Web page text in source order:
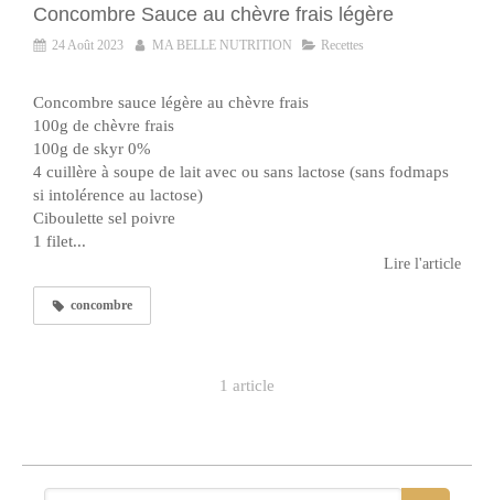
Concombre Sauce au chèvre frais légère
24 Août 2023 MA BELLE NUTRITION Recettes
Concombre sauce légère au chèvre frais
100g de chèvre frais
100g de skyr 0%
4 cuillère à soupe de lait avec ou sans lactose (sans fodmaps
si intolérence au lactose)
Ciboulette sel poivre
1 filet...
Lire l'article
concombre
1 article